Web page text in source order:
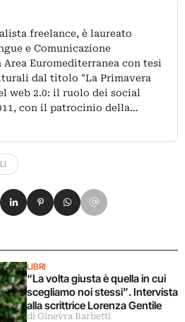
freelance, è laureato
e Comunicazione
Euromediterranea con tesi
dal titolo "La Primavera
web 2.0: il ruolo dei social
con il patrocinio della…
LIBRI
“La volta giusta è quella in cui
scegliamo noi stessi”. Intervista
alla scrittrice Lorenza Gentile
di Ginevra Barbetti
Facebook
su X
Condividi su LinkedIn
Condividi su Pinterest
Condividi su WhatsApp
Condividi su Email